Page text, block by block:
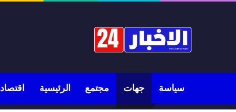
سياسة جهات مجتمع الرئيسية اقتصاد